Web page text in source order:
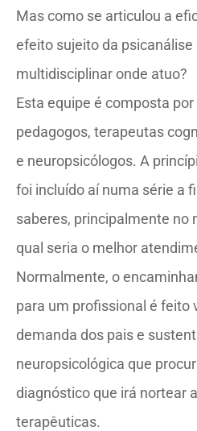
Mas como se articulou a
efeito sujeito da
multidisciplinar onde atuo?
Esta equipe é composta
pedagogos, terapeutas
e neuropsicólogos. A
foi incluído aí numa série a
saberes, principalmente no
qual seria o melhor
Normalmente, o
para um profissional é feito
demanda dos pais e
neuropsicológica que
diagnóstico que irá nortear
terapêuticas.